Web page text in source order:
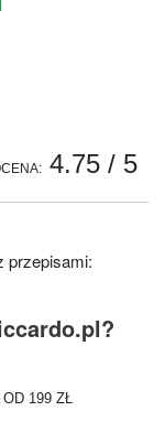
4.75 / 5
przepisami:
199 ZŁ